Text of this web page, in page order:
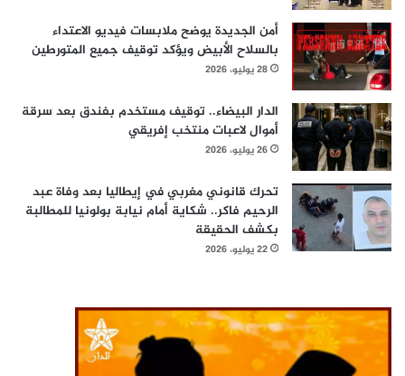
أمن الجديدة يوضح ملابسات فيديو الاعتداء
بالسلاح الأبيض ويؤكد توقيف جميع المتورطين
28 يوليو، 2026
الدار البيضاء.. توقيف مستخدم بفندق بعد سرقة
أموال لاعبات منتخب إفريقي
26 يوليو، 2026
تحرك قانوني مغربي في إيطاليا بعد وفاة عبد
الرحيم فاكر.. شكاية أمام نيابة بولونيا للمطالبة
بكشف الحقيقة
22 يوليو، 2026